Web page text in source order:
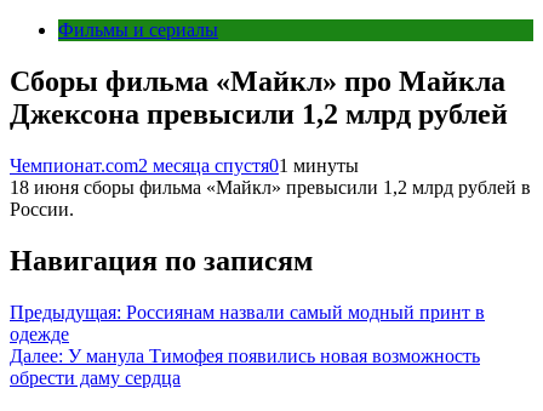
Фильмы и сериалы
Сборы фильма «Майкл» про Майкла
Джексона превысили 1,2 млрд рублей
Чемпионат.com2 месяца спустя01 минуты
18 июня сборы фильма «Майкл» превысили 1,2 млрд рублей в
России.
Навигация по записям
Предыдущая: Россиянам назвали самый модный принт в
одежде
Далее: У манула Тимофея появились новая возможность
обрести даму сердца